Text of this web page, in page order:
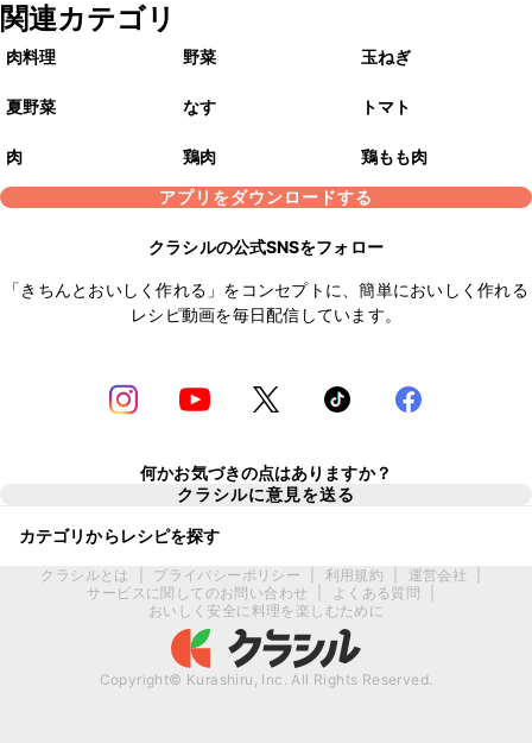
関連カテゴリ
肉料理 野菜 玉ねぎ
夏野菜 なす トマト
肉 鶏肉
鶏もも肉
アプリをダウンロードする
クラシルの公式SNSをフォロー
「きちんとおいしく作れる」をコンセプトに、簡単においしく作れる
レシピ動画を毎日配信しています。
何かお気づきの点はありますか？
クラシルに意見を送る
カテゴリからレシピを探す
クラシルとは プライバシーポリシー 利用規約 運営会社
サービスに関してのお問い合わせ
よくある質問
おいしく安全に料理を楽しむために
Copyright© Kurashiru, Inc. All Rights Reserved.